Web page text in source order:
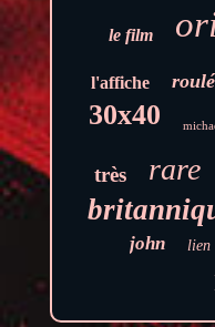
le film
l'affiche roulé
30x40
très rare
john lien